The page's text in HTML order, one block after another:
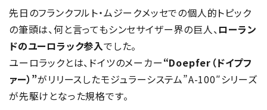
先日のフランクフルト・ムジークメッセでの個人的トピック
の筆頭は、何と言ってもシンセサイザー界の巨人、ローラン
ドのユーロラック参入でした。
ユーロラックとは、ドイツのメーカー“Doepfer（ドイプフ
ァー）”がリリースしたモジュラーシステム”A-100″シリーズ
が先駆けとなった規格です。